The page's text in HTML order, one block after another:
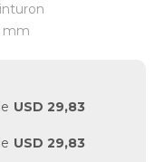
mm
USD 29,83
USD 29,83